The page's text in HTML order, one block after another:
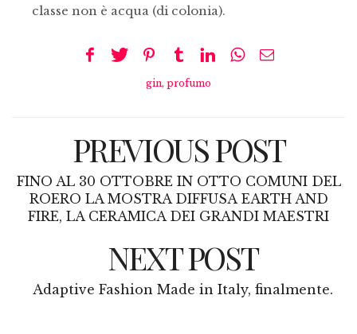
classe non è acqua (di colonia).
gin, profumo
PREVIOUS POST
FINO AL 30 OTTOBRE IN OTTO COMUNI DEL
ROERO LA MOSTRA DIFFUSA EARTH AND
FIRE, LA CERAMICA DEI GRANDI MAESTRI
NEXT POST
Adaptive Fashion Made in Italy, finalmente.